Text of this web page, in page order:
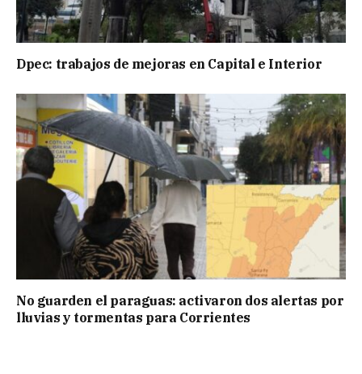
Dpec: trabajos de mejoras en Capital e Interior
No guarden el paraguas: activaron dos alertas por
lluvias y tormentas para Corrientes